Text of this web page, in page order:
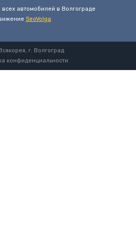
всех автомобилей в Волгограде
SeoVolga
г. Волгоград
конфиденциальности